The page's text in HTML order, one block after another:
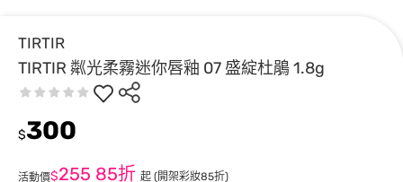
TIRTIR
TIRTIR 粼光柔霧迷你唇釉 07 盛綻杜鵑 1.8g
$300
活動價$255 85折 起 (開架彩妝85折)